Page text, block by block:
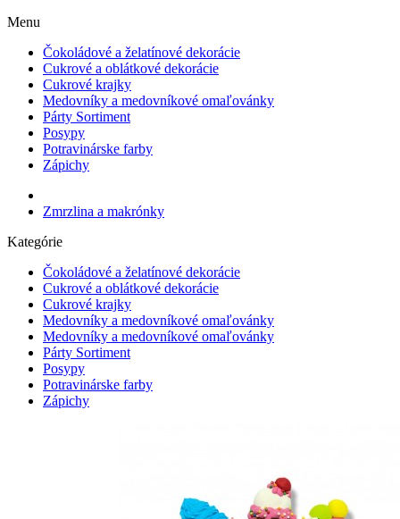
Menu
Čokoládové a želatínové dekorácie
Cukrové a oblátkové dekorácie
Cukrové krajky
Medovníky a medovníkové omaľovánky
Párty Sortiment
Posypy
Potravinárske farby
Zápichy
Zmrzlina a makrónky
Kategórie
Čokoládové a želatínové dekorácie
Cukrové a oblátkové dekorácie
Cukrové krajky
Medovníky a medovníkové omaľovánky
Medovníky a medovníkové omaľovánky
Párty Sortiment
Posypy
Potravinárske farby
Zápichy